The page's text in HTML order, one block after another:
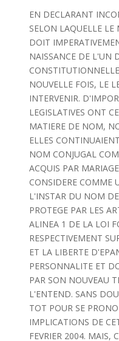
EN DECLARANT
SELON LAQUELLE
DOIT
NAISSANCE DE L'UN
NOUVELLE FOIS, LE
INTERVENIR.
LEGISLATIVES ONT
MATIERE DE NOM,
ELLES
NOM CONJUGAL
ACQUIS PAR
CONSIDERE COMME
L'INSTAR DU NOM
PROTEGE PAR LES
ALINEA 1 DE LA LOI
RESPECTIVEMENT
ET LA LIBERTE
PERSONNALITE ET
PAR SON NOUVEAU
L'ENTEND. SANS
TOT POUR SE
IMPLICATIONS DE
FEVRIER 2004. MAIS,